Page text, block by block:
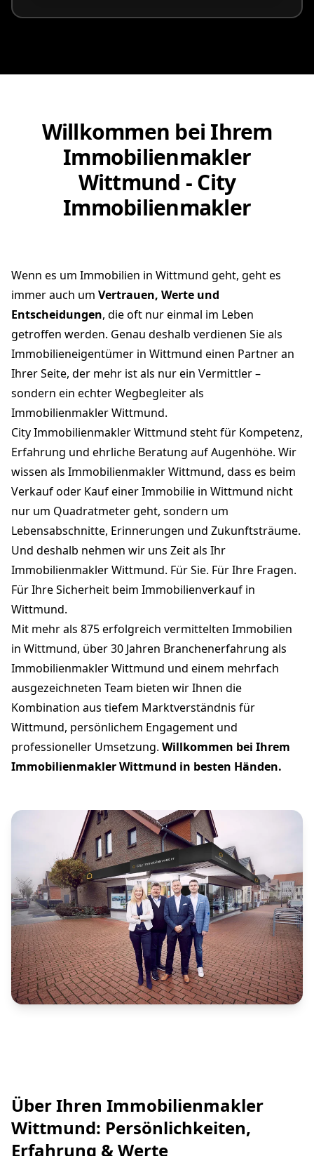
Willkommen bei Ihrem
Immobilienmakler
Wittmund - City
Immobilienmakler
Wenn es um Immobilien in Wittmund geht, geht es
immer auch um Vertrauen, Werte und
Entscheidungen, die oft nur einmal im Leben
getroffen werden. Genau deshalb verdienen Sie als
Immobilieneigentümer in Wittmund einen Partner an
Ihrer Seite, der mehr ist als nur ein Vermittler –
sondern ein echter Wegbegleiter als
Immobilienmakler Wittmund.
City Immobilienmakler Wittmund steht für Kompetenz,
Erfahrung und ehrliche Beratung auf Augenhöhe. Wir
wissen als Immobilienmakler Wittmund, dass es beim
Verkauf oder Kauf einer Immobilie in Wittmund nicht
nur um Quadratmeter geht, sondern um
Lebensabschnitte, Erinnerungen und Zukunftsträume.
Und deshalb nehmen wir uns Zeit als Ihr
Immobilienmakler Wittmund. Für Sie. Für Ihre Fragen.
Für Ihre Sicherheit beim Immobilienverkauf in
Wittmund.
Mit mehr als 875 erfolgreich vermittelten Immobilien
in Wittmund, über 30 Jahren Branchenerfahrung als
Immobilienmakler Wittmund und einem mehrfach
ausgezeichneten Team bieten wir Ihnen die
Kombination aus tiefem Marktverständnis für
Wittmund, persönlichem Engagement und
professioneller Umsetzung. Willkommen bei Ihrem
Immobilienmakler Wittmund in besten Händen.
Über Ihren Immobilienmakler
Wittmund: Persönlichkeiten,
Erfahrung & Werte